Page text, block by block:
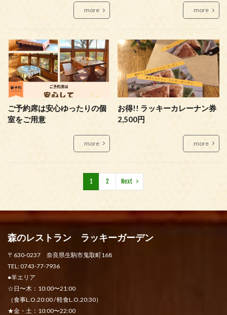
more more
ご予約席は安心ゆったりの個
室をご用意
more
お得!! ラッキーカレーナン券
2,500円
more
1 2 Next
森のレストラン ラッキーガーデン
〒630-0237 奈良県生駒市鬼取町168
TEL: 0743-77-7936
●羊エリア
☆日〜木：10:00〜21:00
（食事L.O.20:00 / 軽食L.O.20:30）
★金・土：10:00〜22:00